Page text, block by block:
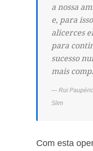
a nossa
e, para
alicerces
para
sucesso
mais
Rui
Slim
Com esta